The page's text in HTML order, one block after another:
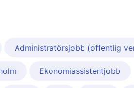
Administratörsjobb (offentlig
Ekonomiassistentjobb